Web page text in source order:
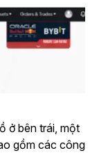
ở bên trái, một
gồm các công